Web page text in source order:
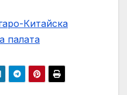
Китайска
палaта